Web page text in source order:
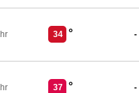
34 ° -
37 ° -